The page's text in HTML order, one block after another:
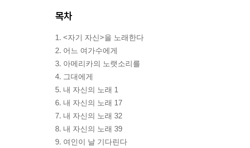
목차
1. <자기 자신>을 노래한다
2. 어느 여가수에게
3. 아메리카의 노랫소리를
4. 그대에게
5. 내 자신의 노래 1
6. 내 자신의 노래 17
7. 내 자신의 노래 32
8. 내 자신의 노래 39
9. 여인이 날 기다린다